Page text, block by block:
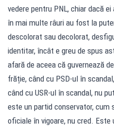
vedere pentru PNL, chiar dacă
în mai multe râuri au fost la
descolorat sau decolorat,
identitar, încât e greu de spus
afară de aceea că guvernează
frăție, când cu PSD-ul în
când cu USR-ul în scandal, nu
este un partid conservator, cum
oficiale în vigoare, nu cred. Este